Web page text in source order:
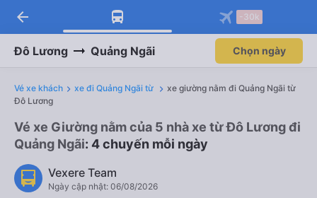
Tải app Vexere ngay!
Nhận ưu đãi thành viên độc
Mở app
Tải app Vexere
-30k/ghế khi đặt vé máy bay qua
Mở app
arrow_back -30k
Đô Lương Quảng Ngãi Chọn ngày
Vé xe khách xe đi Quảng Ngãi từ
xe giường nằm đi Quảng Ngãi từ
Đô Lương
Vé xe Giường nằm của 5 nhà xe từ Đô Lương đi
Quảng Ngãi: 4 chuyến mỗi ngày
Vexere Team
Ngày cập nhật: 06/08/2026